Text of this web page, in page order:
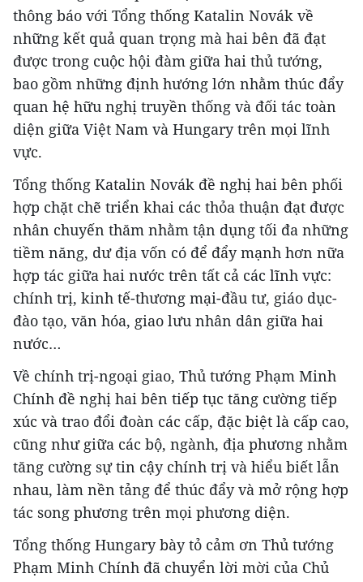
thông báo với Tổng thống Katalin Novák về
những kết quả quan trọng mà hai bên đã đạt
được trong cuộc hội đàm giữa hai thủ tướng,
bao gồm những định hướng lớn nhằm thúc đẩy
quan hệ hữu nghị truyền thống và đối tác toàn
diện giữa Việt Nam và Hungary trên mọi lĩnh
vực.
Tổng thống Katalin Novák đề nghị hai bên phối
hợp chặt chẽ triển khai các thỏa thuận đạt được
nhân chuyến thăm nhằm tận dụng tối đa những
tiềm năng, dư địa vốn có để đẩy mạnh hơn nữa
hợp tác giữa hai nước trên tất cả các lĩnh vực:
chính trị, kinh tế-thương mại-đầu tư, giáo dục-
đào tạo, văn hóa, giao lưu nhân dân giữa hai
nước…
Về chính trị-ngoại giao, Thủ tướng Phạm Minh
Chính đề nghị hai bên tiếp tục tăng cường tiếp
xúc và trao đổi đoàn các cấp, đặc biệt là cấp cao,
cũng như giữa các bộ, ngành, địa phương nhằm
tăng cường sự tin cậy chính trị và hiểu biết lẫn
nhau, làm nền tảng để thúc đẩy và mở rộng hợp
tác song phương trên mọi phương diện.
Tổng thống Hungary bày tỏ cảm ơn Thủ tướng
Phạm Minh Chính đã chuyển lời mời của Chủ